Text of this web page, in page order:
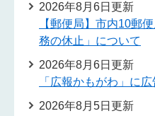
2026年8月6日更新
【郵便局】市内10郵
務の休止」について
2026年8月6日更新
「広報かもがわ」に
2026年8月5日更新